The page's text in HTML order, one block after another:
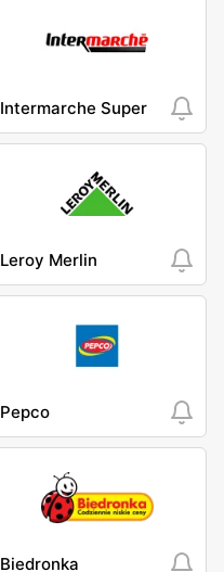
Intermarche Super
Leroy Merlin
Pepco
Biedronka